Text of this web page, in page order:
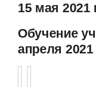
15 мая 2021
Обучение
апреля 2021